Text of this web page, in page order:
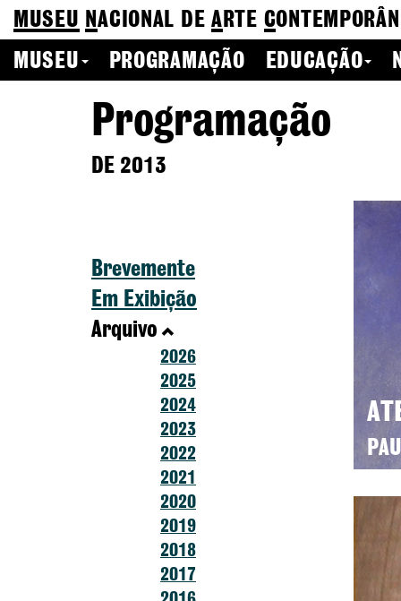
MUSEU NACIONAL DEA RTE C
MUSEU
PROGRAMAÇÃO EDUCAÇÃO
Programação
DE 2013
Brevemente
Em Exibição
Arquivo
2026
2025
2024
2023
2022
2021
2020
2019
2018
2017